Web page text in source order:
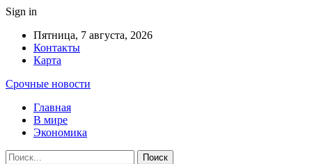
Sign in
Пятница, 7 августа, 2026
Контакты
Карта
Срочные новости
Главная
В мире
Экономика